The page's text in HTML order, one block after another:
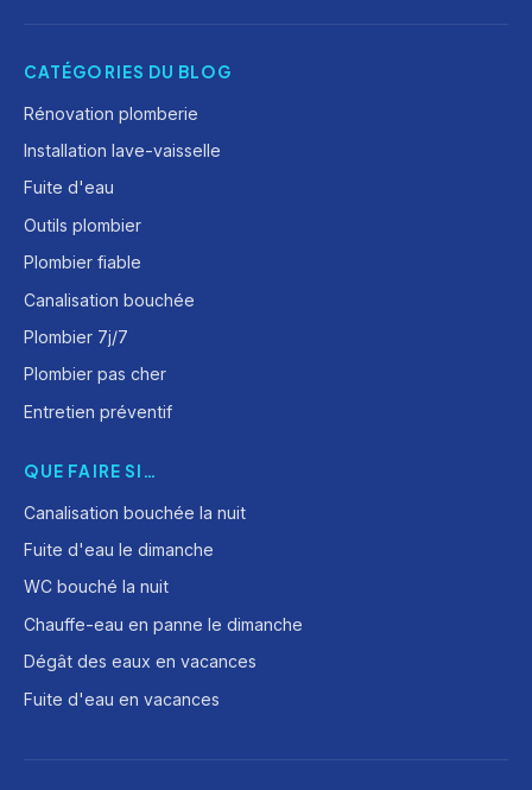
CATÉGORIES DU BLOG
Rénovation plomberie
Installation lave-vaisselle
Fuite d'eau
Outils plombier
Plombier fiable
Canalisation bouchée
Plombier 7j/7
Plombier pas cher
Entretien préventif
QUE FAIRE SI…
Canalisation bouchée la nuit
Fuite d'eau le dimanche
WC bouché la nuit
Chauffe-eau en panne le dimanche
Dégât des eaux en vacances
Fuite d'eau en vacances